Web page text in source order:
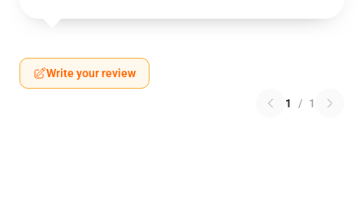
Write your review
1 / 1